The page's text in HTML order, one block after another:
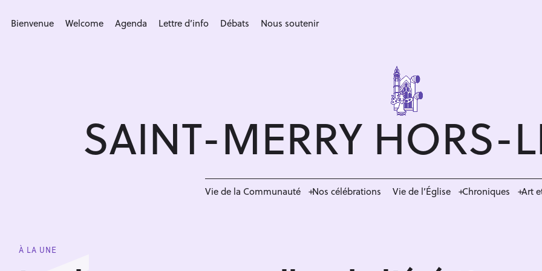
Bienvenue Welcome Agenda Lettre d’info Débats Nous soutenir
SAINT-MERRY HORS-
Vie de la Communauté Nos célébrations Vie de l’Église Chroniques Art
À LA UNE